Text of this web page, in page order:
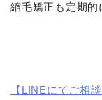
縮毛矯正も定期的
【LINEにてご相